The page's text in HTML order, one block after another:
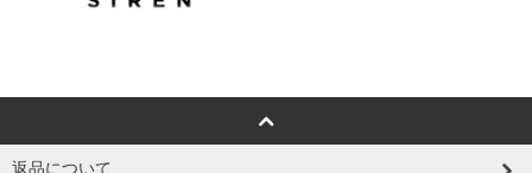
返品について